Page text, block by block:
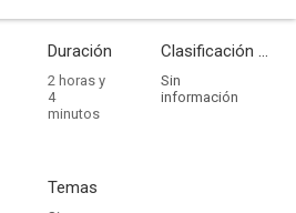
Duración
2 horas y
4
minutos
Clasificación por edades
Sin
información
Temas